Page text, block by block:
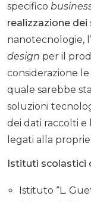
specifico
realizzazione dei
nanotecnologie,
design per il
considerazione
quale sarebbe
soluzioni
dei dati raccolti
legati alla
Istituti scolastici
Istituto “L.